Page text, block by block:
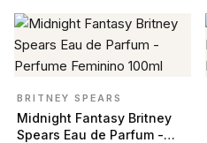
BRITNEY SPEARS
Midnight Fantasy Britney
Spears Eau de Parfum -